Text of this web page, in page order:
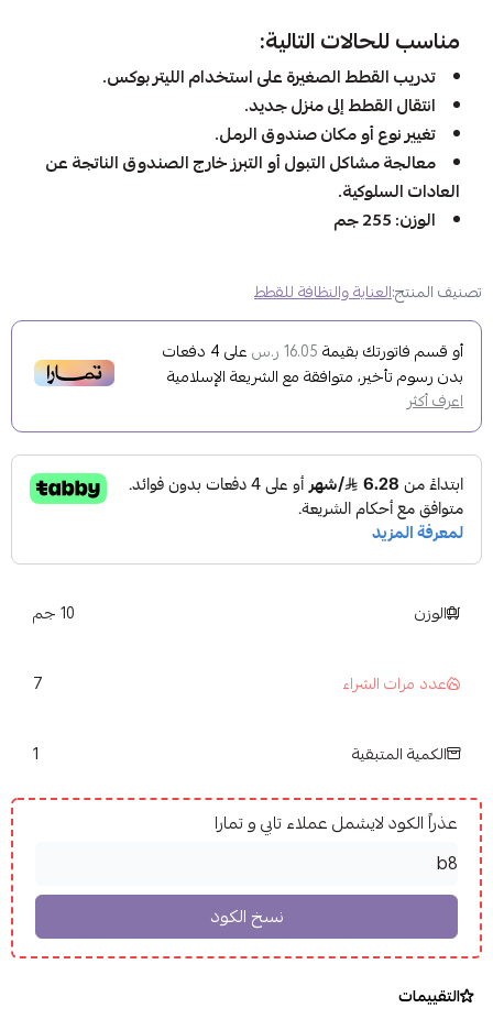
مناسب للحالات التالية:
تدريب القطط الصغيرة على استخدام الليتر بوكس.
انتقال القطط إلى منزل جديد.
تغيير نوع أو مكان صندوق الرمل.
معالجة مشاكل التبول أو التبرز خارج الصندوق الناتجة عن
العادات السلوكية.
الوزن: 255 جم
تصنيف المنتج:العناية والنظافة للقطط
أو قسم فاتورتك بقيمة 16.05 ر.س على4 دفعات
بدون رسوم تأخير، متوافقة مع الشريعة الإسلامية
اعرف أكثر
الوزن 10 جم
عدد مرات الشراء 7
الكمية المتبقية 1
عذراً الكود لايشمل عملاء تابي و تمارا
التقييمات